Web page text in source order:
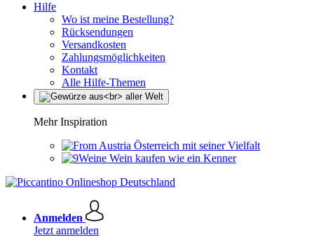
Hilfe
Wo ist meine Bestellung?
Rücksendungen
Versandkosten
Zahlungsmöglichkeiten
Kontakt
Alle Hilfe-Themen
Mehr Inspiration
Österreich mit seiner Vielfalt
Wein kaufen wie ein Kenner
Anmelden
Jetzt anmelden